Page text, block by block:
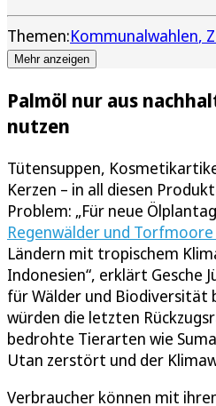
Themen:Kommunalwahlen
Mehr anzeigen
Palmöl nur aus
nutzen
Tütensuppen,
Kerzen – in all diesen
Problem: „Für neue
Regenwälder und
Ländern mit tropischem
Indonesien“, erklärt Gesche
für Wälder und Biodiversität
würden die letzten
bedrohte Tierarten wie
Utan zerstört und der
Verbraucher können mit